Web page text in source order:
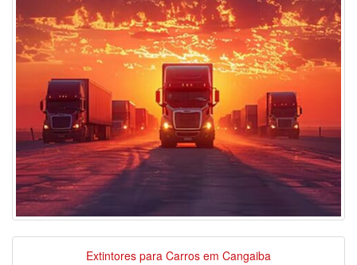
Extintores para Carros em Cangaiba